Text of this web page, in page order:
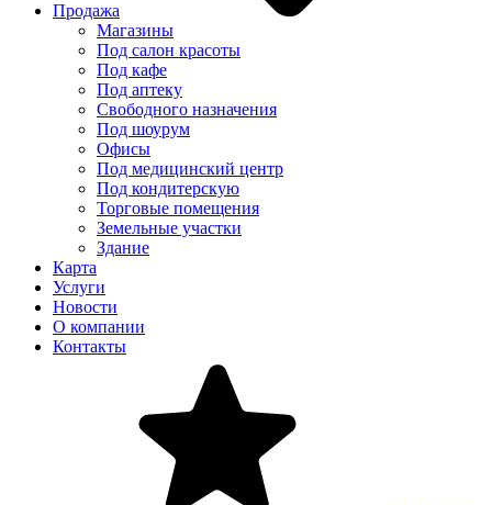
Продажа
Магазины
Под салон красоты
Под кафе
Под аптеку
Свободного назначения
Под шоурум
Офисы
Под медицинский центр
Под кондитерскую
Торговые помещения
Земельные участки
Здание
Карта
Услуги
Новости
О компании
Контакты